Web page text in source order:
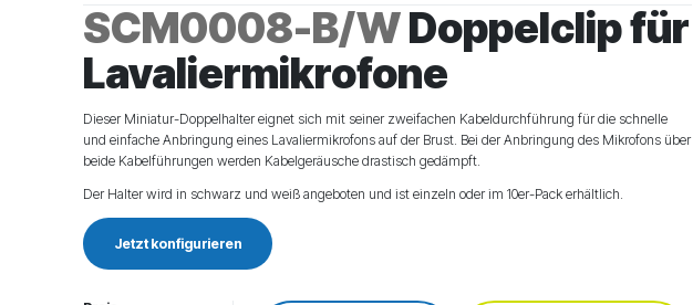
SCM0008-B/WDoppelclip für
Lavaliermikrofone
Dieser Miniatur-Doppelhalter eignet sich mit seiner zweifachen Kabeldurchführung für die schnelle
und einfache Anbringung eines Lavaliermikrofons auf der Brust. Bei der Anbringung des Mikrofons über
beide Kabelführungen werden Kabelgeräusche drastisch gedämpft.
Der Halter wird in schwarz und weiß angeboten und ist einzeln oder im 10er-Pack erhältlich.
Jetzt konfigurieren